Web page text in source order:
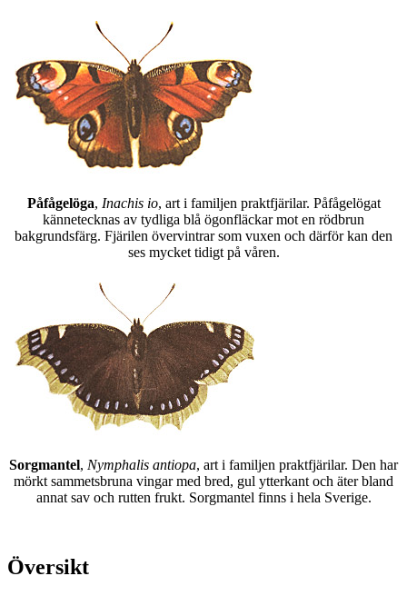
Påfågelöga, Inachis io, art i familjen praktfjärilar. Påfågelögat
kännetecknas av tydliga blå ögonfläckar mot en rödbrun
bakgrundsfärg. Fjärilen övervintrar som vuxen och därför kan den
ses mycket tidigt på våren.
Sorgmantel, Nymphalis antiopa, art i familjen praktfjärilar. Den har
mörkt sammetsbruna vingar med bred, gul ytterkant och äter bland
annat sav och rutten frukt. Sorgmantel finns i hela Sverige.
Översikt